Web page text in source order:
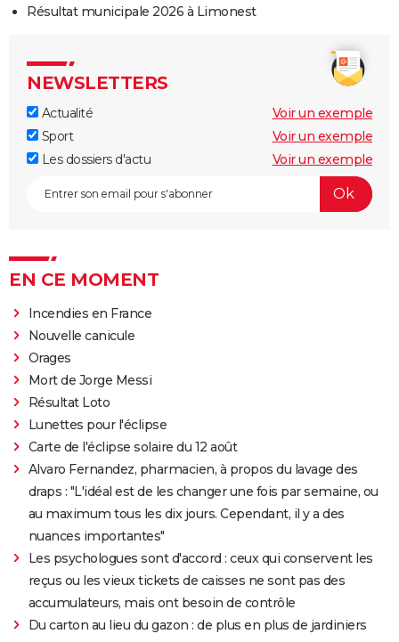
Résultat municipale 2026 à Limonest
NEWSLETTERS
Actualité
Voir un exemple
Sport
Voir un exemple
Les dossiers d'actu
Voir un exemple
EN CE MOMENT
Incendies en France
Nouvelle canicule
Orages
Mort de Jorge Messi
Résultat Loto
Lunettes pour l'éclipse
Carte de l'éclipse solaire du 12 août
Alvaro Fernandez, pharmacien, à propos du lavage des
draps : "L'idéal est de les changer une fois par semaine, ou
au maximum tous les dix jours. Cependant, il y a des
nuances importantes"
Les psychologues sont d'accord : ceux qui conservent les
reçus ou les vieux tickets de caisses ne sont pas des
accumulateurs, mais ont besoin de contrôle
Du carton au lieu du gazon : de plus en plus de jardiniers